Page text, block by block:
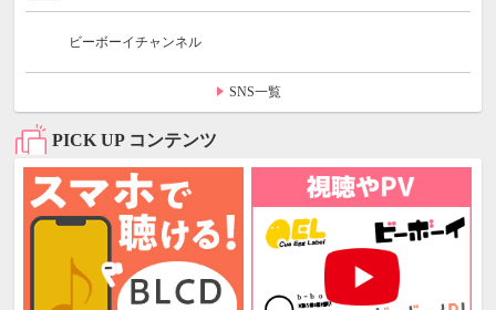
ビーボーイチャンネル
SNS一覧
PICK UP コンテンツ